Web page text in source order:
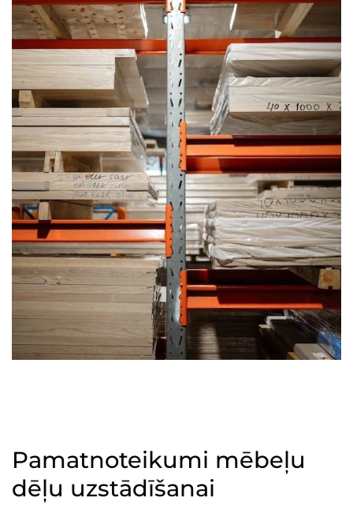
Pamatnoteikumi mēbeļu
dēļu uzstādīšanai